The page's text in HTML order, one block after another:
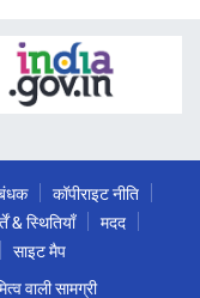
कॉपीराइट नीति
& स्थितियाँ
मदद
साइट मैप
वाली सामग्री